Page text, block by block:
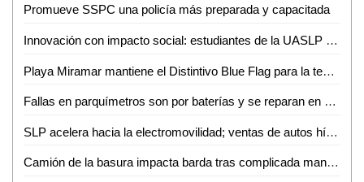
Promueve SSPC una policía más preparada y capacitada
Innovación con impacto social: estudiantes de la UASLP crean plataforma para digitalizar servicios
Playa Miramar mantiene el Distintivo Blue Flag para la temporada 2026-2027
Fallas en parquímetros son por baterías y se reparan en menos de una hora: Gabriel Castañeda
SLP acelera hacia la electromovilidad; ventas de autos híbridos y eléctricos crecen 59%
Camión de la basura impacta barda tras complicada maniobra en Villas del Carmen